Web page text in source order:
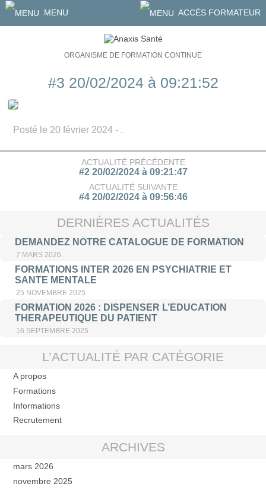
MENU ACCÈS FORMATEUR
ORGANISME DE FORMATION CONTINUE
#3 20/02/2024 à 09:21:52
Posté le 20 février 2024 - .
ACTUALITÉ PRÉCÉDENTE
#2 20/02/2024 à 09:21:47
ACTUALITÉ SUIVANTE
#4 20/02/2024 à 09:56:46
DERNIÈRES ACTUALITÉS
DEMANDEZ NOTRE CATALOGUE DE FORMATION
7 MARS 2026
FORMATIONS INTER 2026 EN PSYCHIATRIE ET
SANTE MENTALE
25 NOVEMBRE 2025
FORMATION 2026 : DISPENSER L’EDUCATION
THERAPEUTIQUE DU PATIENT
16 SEPTEMBRE 2025
L’ACTUALITÉ PAR CATÉGORIE
A propos
Formations
Informations
Recrutement
ARCHIVES
mars 2026
novembre 2025